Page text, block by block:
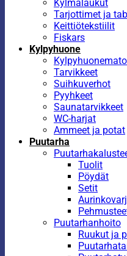
Kylmälaukut
Tarjottimet ja
Keittiötekstiilit
Fiskars
Kylpyhuone
Tarvikkeet
Suihkuverhot
Pyyhkeet
Saunatarvikkeet
WC-harjat
Ammeet ja potat
Puutarha
Tuolit
Pöydät
Setit
Puutarhanhoito
Ruukut ja